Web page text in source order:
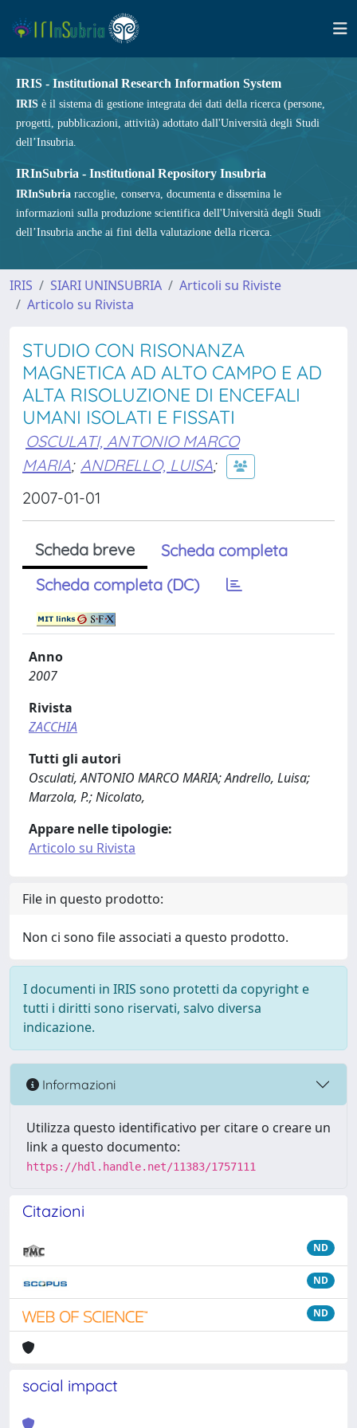
IRIS - Institutional Research Information System
IRIS è il sistema di gestione integrata dei dati della ricerca (persone,
progetti, pubblicazioni, attività) adottato dall'Università degli Studi
dell’Insubria.
IRInSubria - Institutional Repository Insubria
IRInSubria raccoglie, conserva, documenta e dissemina le
informazioni sulla produzione scientifica dell'Università degli Studi
dell’Insubria anche ai fini della valutazione della ricerca.
IRIS SIARI UNINSUBRIA
Articoli su Riviste
Articolo su Rivista
STUDIO CON RISONANZA
MAGNETICA AD ALTO CAMPO E AD
ALTA RISOLUZIONE DI ENCEFALI
UMANI ISOLATI E FISSATI
OSCULATI, ANTONIO MARCO
MARIA; ANDRELLO, LUISA;
2007-01-01
Scheda breve
Scheda completa
Scheda completa (DC)
Anno
2007
Rivista
ZACCHIA
Tutti gli autori
Osculati, ANTONIO MARCO MARIA; Andrello, Luisa;
Marzola, P.; Nicolato,
Appare nelle tipologie:
Articolo su Rivista
File in questo prodotto:
Non ci sono file associati a questo prodotto.
I documenti in IRIS sono protetti da copyright e
tutti i diritti sono riservati, salvo diversa
indicazione.
Informazioni
Utilizza questo identificativo per citare o creare un
link a questo documento:
https://hdl.handle.net/11383/1757111
Citazioni
ND
ND
ND
social impact